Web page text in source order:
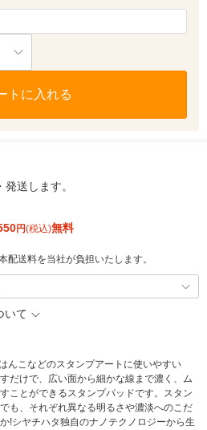
トに入れる
発送します。
円(税込)無料
配送料を当社が負担いたします。
いて
んこなどのスタンプアートに使いやすい
だけで、広い面から細かな線まで濃く、ム
ことができるスタンプパッドです。スタン
も、それぞれ異なる明るさや濃淡へのこだ
!シヤチハタ独自のナノテクノロジーから生